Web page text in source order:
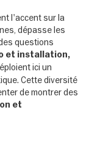
l'accent sur la
dépasse les
questions
et installation,
ici un
Cette diversité
de montrer des
et